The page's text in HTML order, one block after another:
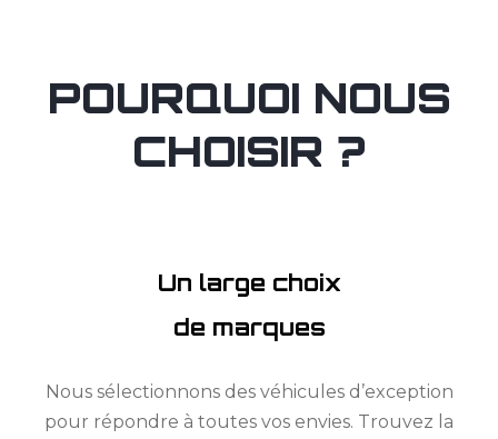
POURQUOI NOUS
CHOISIR ?
Un large choix
de marques
Nous sélectionnons des véhicules d’exception
pour répondre à toutes vos envies. Trouvez la